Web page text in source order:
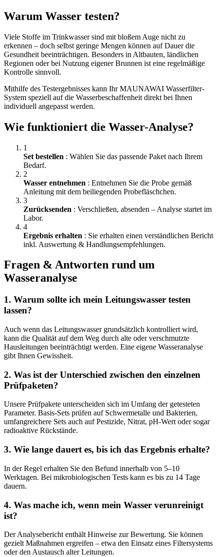
Warum Wasser testen?
Viele Stoffe im Trinkwasser sind mit bloßem Auge nicht zu
erkennen – doch selbst geringe Mengen können auf Dauer die
Gesundheit beeinträchtigen. Besonders in Altbauten, ländlichen
Regionen oder bei Nutzung eigener Brunnen ist eine regelmäßige
Kontrolle sinnvoll.
Mithilfe des Testergebnisses kann Ihr MAUNAWAI Wasserfilter-
System speziell auf die Wasserbeschaffenheit direkt bei Ihnen
individuell angepasst werden.
Wie funktioniert die Wasser-Analyse?
1
Set bestellen : Wählen Sie das passende Paket nach Ihrem
Bedarf.
2
Wasser entnehmen : Entnehmen Sie die Probe gemäß
Anleitung mit dem beiliegenden Probefläschchen.
3
Zurücksenden : Verschließen, absenden – Analyse startet im
Labor.
4
Ergebnis erhalten : Sie erhalten einen verständlichen Bericht
inkl. Auswertung & Handlungsempfehlungen.
Fragen & Antworten rund um
Wasseranalyse
1. Warum sollte ich mein Leitungswasser testen
lassen?
Auch wenn das Leitungswasser grundsätzlich kontrolliert wird,
kann die Qualität auf dem Weg durch alte oder verschmutzte
Hausleitungen beeinträchtigt werden. Eine eigene Wasseranalyse
gibt Ihnen Gewissheit.
2. Was ist der Unterschied zwischen den einzelnen
Prüfpaketen?
Unsere Prüfpakete unterscheiden sich im Umfang der getesteten
Parameter. Basis-Sets prüfen auf Schwermetalle und Bakterien,
umfangreichere Sets auch auf Pestizide, Nitrat, pH-Wert oder sogar
radioaktive Rückstände.
3. Wie lange dauert es, bis ich das Ergebnis erhalte?
In der Regel erhalten Sie den Befund innerhalb von 5–10
Werktagen. Bei mikrobiologischen Tests kann es bis zu 14 Tage
dauern.
4. Was mache ich, wenn mein Wasser verunreinigt
ist?
Der Analysebericht enthält Hinweise zur Bewertung. Sie können
gezielt Maßnahmen ergreifen – etwa den Einsatz eines Filtersystems
oder den Austausch alter Leitungen.